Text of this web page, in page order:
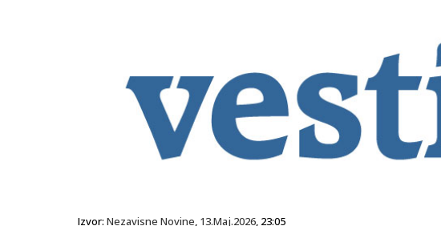
Izvor: Nezavisne Novine, 13.Maj.2026, 23:05